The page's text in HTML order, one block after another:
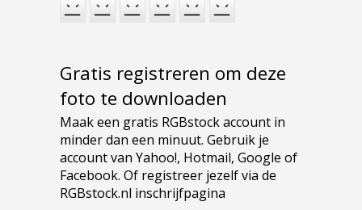
Gratis registreren om deze
foto te downloaden